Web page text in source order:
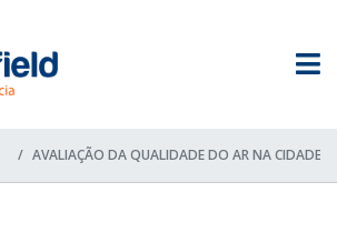
AVALIAÇÃO DA QUALIDADE DO AR NA CIDADE